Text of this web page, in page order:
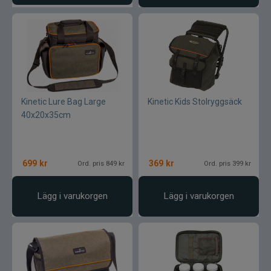
Kinetic Lure Bag Large
40x20x35cm
699 kr Ord. pris 849 kr
Lägg i varukorgen
Kinetic Kids Stolryggsäck
369 kr Ord. pris 399 kr
Lägg i varukorgen